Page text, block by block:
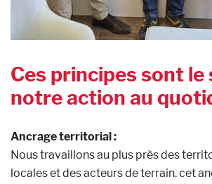
Ces principes sont le
notre action au
Ancrage territorial :
Nous travaillons au plus près des
locales et des acteurs de terrain. cet